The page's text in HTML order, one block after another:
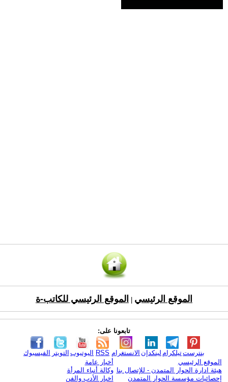
الموقع الرئيسي الموقع الرئيسي للكاتب-ة
تابعونا على:
الفيسبوك التويتر اليوتيوب RSS الانستغرام لينكدإن تيلكرامبنترست
الموقع الرئيسي
هيئة ادارة الحوار المتمدن - للإتصال بنا
إحصائيات مؤسسة الحوار المتمدن
أخبار عامة
وكالة أنباء المرأة
اخبار الأدب والفن